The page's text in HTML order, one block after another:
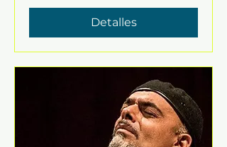
Detalles